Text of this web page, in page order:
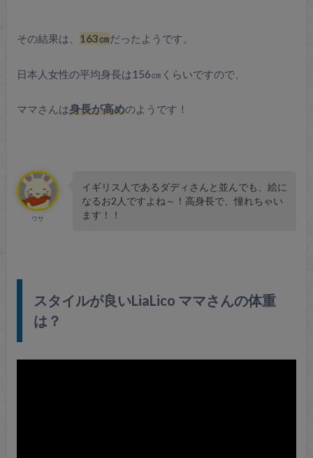
その結果は、 163㎝だったようです。
日本人女性の平均身長は156㎝くらいですので、
ママさんは身長が高めのようです！
ウサ
イギリス人であるダディさんと並んでも、絵に
なるお2人ですよね～！高身長で、憧れちゃい
ます！！
スタイルが良いLiaLico ママさんの体重
は？